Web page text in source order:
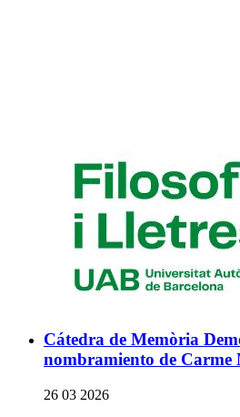
Cátedra de Memòria
nombramiento de Carme
26 03 2026